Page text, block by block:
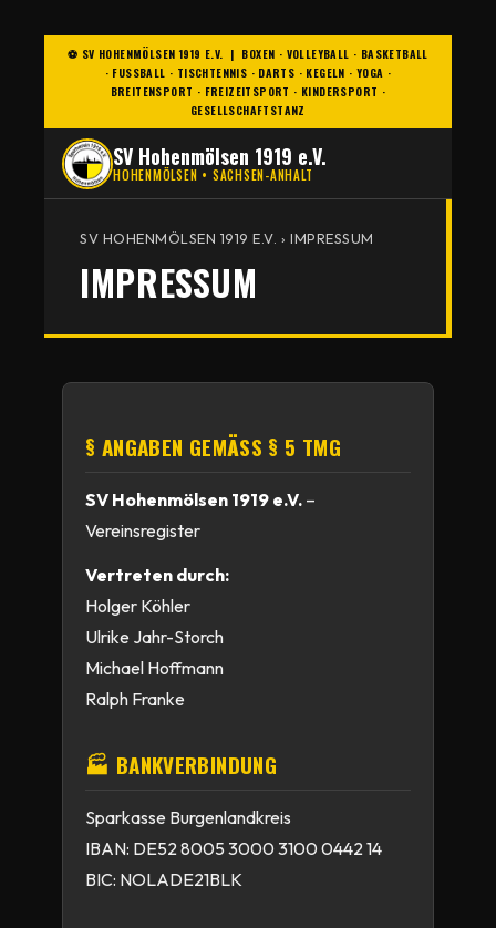
⚽ SV HOHENMÖLSEN 1919 E.V. | BOXEN · VOLLEYBALL · BASKETBALL
· FUSSBALL · TISCHTENNIS · DARTS · KEGELN · YOGA · B
REITENSPORT · FREIZEITSPORT · KINDERSPORT · G
ESELLSCHAFTSTANZ
SV Hohenmölsen 1919 e.V.
HOHENMÖLSEN • SACHSEN-ANHALT
SV HOHENMÖLSEN 1919 E.V. › IMPRESSUM
IMPRESSUM
§ ANGABEN GEMÄSS § 5 TMG
SV Hohenmölsen 1919 e.V. –
Vereinsregister
Vertreten durch:
Holger Köhler
Ulrike Jahr-Storch
Michael Hoffmann
Ralph Franke
🏭 BANKVERBINDUNG
Sparkasse Burgenlandkreis
IBAN: DE52 8005 3000 3100 0442 14
BIC: NOLADE21BLK